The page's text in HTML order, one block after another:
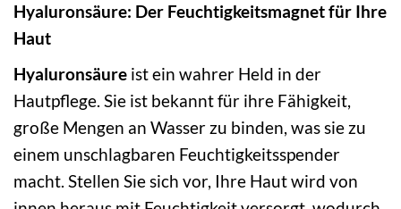
Hyaluronsäure: Der Feuchtigkeitsmagnet für Ihre
Haut
Hyaluronsäure ist ein wahrer Held in der
Hautpflege. Sie ist bekannt für ihre Fähigkeit,
große Mengen an Wasser zu binden, was sie zu
einem unschlagbaren Feuchtigkeitsspender
macht. Stellen Sie sich vor, Ihre Haut wird von